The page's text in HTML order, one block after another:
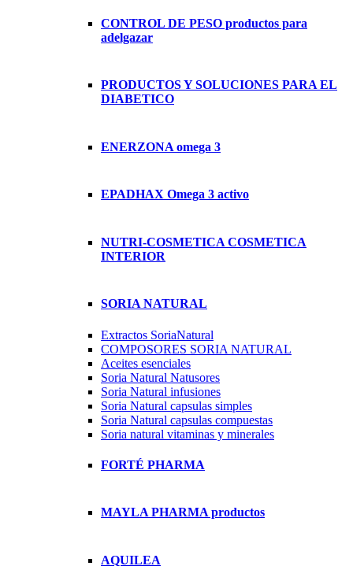
CONTROL DE PESO productos para
adelgazar
PRODUCTOS Y SOLUCIONES PARA EL
DIABETICO
ENERZONA omega 3
EPADHAX Omega 3 activo
NUTRI-COSMETICA COSMETICA
INTERIOR
SORIA NATURAL
Extractos SoriaNatural
COMPOSORES SORIA NATURAL
Aceites esenciales
Soria Natural Natusores
Soria Natural infusiones
Soria Natural capsulas simples
Soria Natural capsulas compuestas
Soria natural vitaminas y minerales
FORTÉ PHARMA
MAYLA PHARMA productos
AQUILEA